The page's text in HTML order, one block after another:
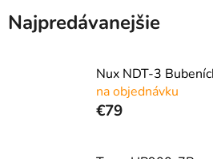
Najpredávanejšie
Nux NDT-3
na objednávku
€79